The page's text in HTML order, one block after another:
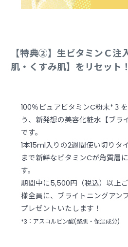
【特典②】生ビタミンＣ注
肌・くすみ肌】をリセット！
100％ピュアビタミンC粉末*３
う、新発想の美容化粧水【ブラ
です。
1本15ml入りの2週間使い切りタ
まで新鮮なビタミンCが角質層
す。
期間中に5,500円（税込）以上
様全員に、ブライトニングアン
プレゼントいたします！
*3：アスコルビン酸(整肌・保湿成分)